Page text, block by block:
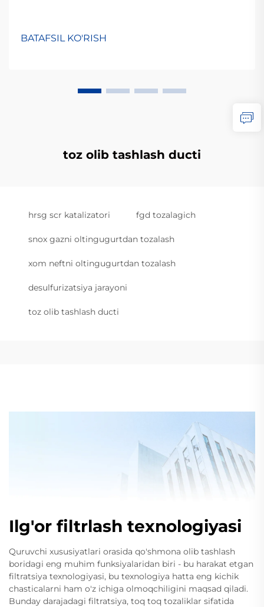
BATAFSIL KO'RISH
toz olib tashlash ducti
hrsg scr katalizatori fgd tozalagich
snox gazni oltingugurtdan tozalash
xom neftni oltingugurtdan tozalash
desulfurizatsiya jarayoni
toz olib tashlash ducti
Ilg'or filtrlash texnologiyasi
Quruvchi xususiyatlari orasida qo'shmona olib tashlash
boridagi eng muhim funksiyalaridan biri - bu harakat etgan
filtratsiya texnologiyasi, bu texnologiya hatta eng kichik
chasticalarni ham o'z ichiga olmoqchiligini maqsad qiladi.
Bunday darajadagi filtratsiya, toq toq tozaliklar sifatida